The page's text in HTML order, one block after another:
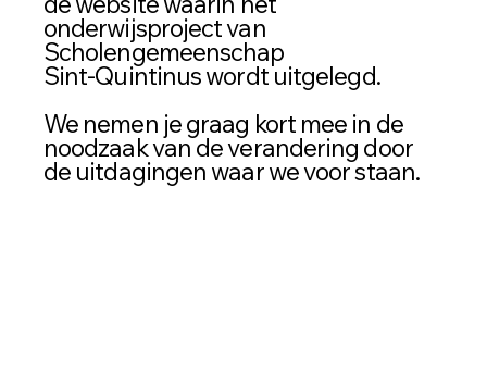
3
0
onderwijsproject van
Scholengemeenschap
Sint-Quintinus wordt uitgelegd.
We nemen je graag kort mee in de
noodzaak van de verandering door
de uitdagingen waar we voor staan.